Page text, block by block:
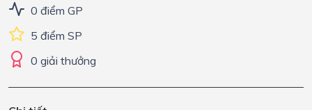
0 điểm GP
5 điểm SP
0 giải thưởng